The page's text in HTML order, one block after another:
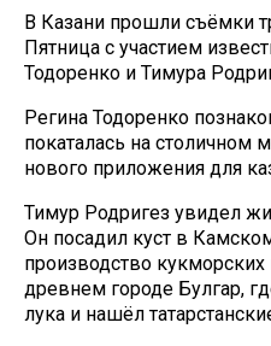
В Казани прошли съёмки
Пятница с участием
Тодоренко и Тимура
Регина Тодоренко
покаталась на
нового приложения для
Тимур Родригез увидел
Он посадил куст в
производство
древнем городе Булгар,
лука и нашёл